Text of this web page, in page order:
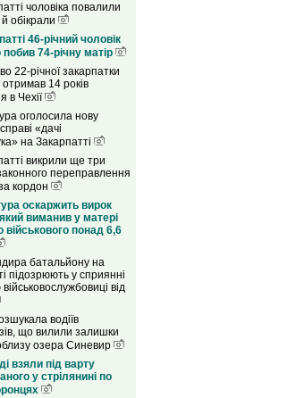
чоловіка повалили
обікрали
46-річний чоловік
74-річну матір
22-річної закарпатки
отримав 14 років
в Чехії
оголосила нову
«дачі
на Закарпатті
викрили ще три
переправлення
кордон
оскаржить вирок
виманив у матері
військового понад 6,6
батальйону на
підозрюють у сприянні
від
водіїв
що вилили залишки
озера Синевир
взяли під варту
у стрілянині по